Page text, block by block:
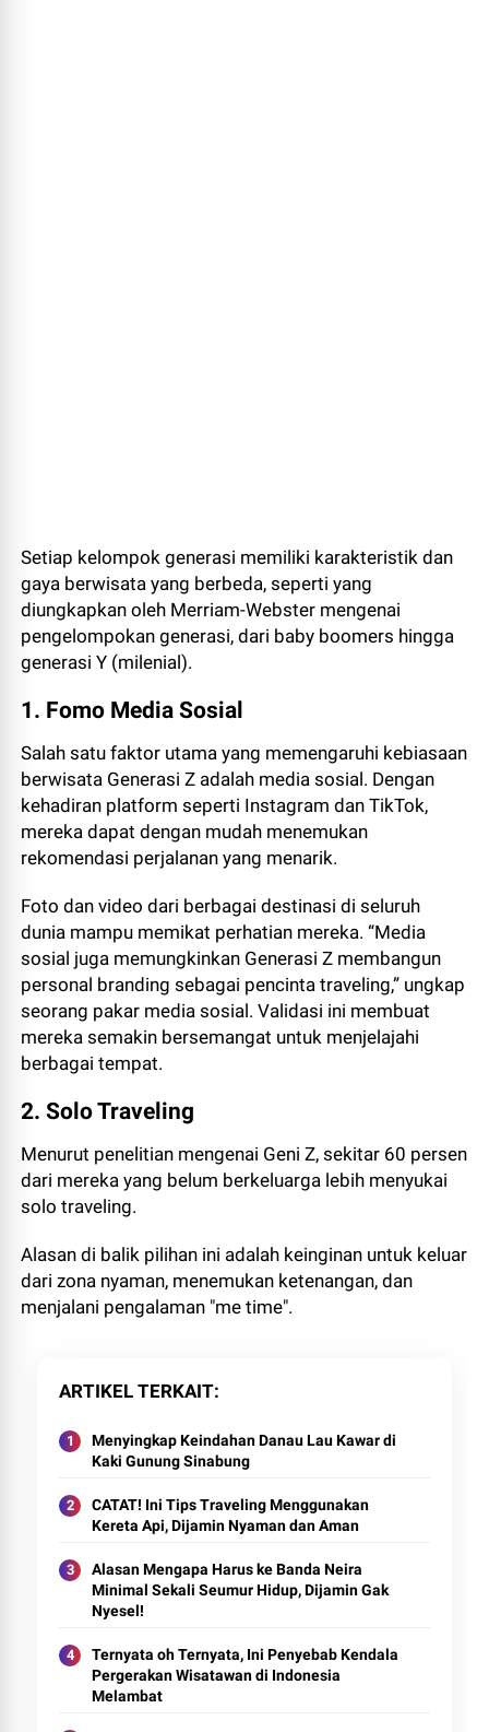
Setiap kelompok generasi memiliki karakteristik dan
gaya berwisata yang berbeda, seperti yang
diungkapkan oleh Merriam-Webster mengenai
pengelompokan generasi, dari baby boomers hingga
generasi Y (milenial).
1. Fomo Media Sosial
Salah satu faktor utama yang memengaruhi kebiasaan
berwisata Generasi Z adalah media sosial. Dengan
kehadiran platform seperti Instagram dan TikTok,
mereka dapat dengan mudah menemukan
rekomendasi perjalanan yang menarik.
Foto dan video dari berbagai destinasi di seluruh
dunia mampu memikat perhatian mereka. “Media
sosial juga memungkinkan Generasi Z membangun
personal branding sebagai pencinta traveling,” ungkap
seorang pakar media sosial. Validasi ini membuat
mereka semakin bersemangat untuk menjelajahi
berbagai tempat.
2. Solo Traveling
Menurut penelitian mengenai Geni Z, sekitar 60 persen
dari mereka yang belum berkeluarga lebih menyukai
solo traveling.
Alasan di balik pilihan ini adalah keinginan untuk keluar
dari zona nyaman, menemukan ketenangan, dan
menjalani pengalaman "me time".
ARTIKEL TERKAIT
Menyingkap Keindahan Danau Lau Kawar di
Kaki Gunung Sinabung
CATAT! Ini Tips Traveling Menggunakan
Kereta Api, Dijamin Nyaman dan Aman
Alasan Mengapa Harus ke Banda Neira
Minimal Sekali Seumur Hidup, Dijamin Gak
Nyesel!
Ternyata oh Ternyata, Ini Penyebab Kendala
Pergerakan Wisatawan di Indonesia
Melambat